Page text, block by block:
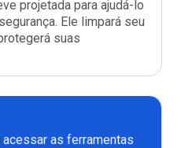
projetada para ajudá-lo
Ele limpará seu
suas
as ferramentas